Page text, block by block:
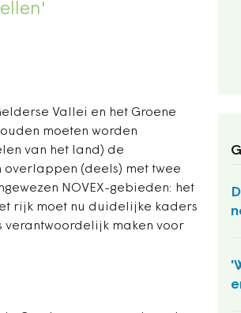
Vallei en het Groene
moeten worden
van het land) de
(deels) met twee
NOVEX-gebieden: het
rijk moet nu duidelijke kaders
verantwoordelijk maken voor